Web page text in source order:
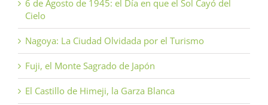
6 de Agosto de 1945: el Día en que el Sol Cayó del
Cielo
Nagoya: La Ciudad Olvidada por el Turismo
Fuji, el Monte Sagrado de Japón
El Castillo de Himeji, la Garza Blanca